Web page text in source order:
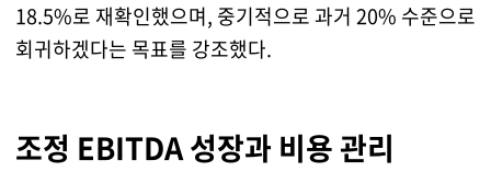
18.5%로 재확인했으며, 중기적으로 과거 20% 수준으로
회귀하겠다는 목표를 강조했다.
조정 EBITDA 성장과 비용 관리